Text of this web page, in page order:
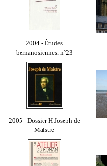
2004 - Études
bernanosiennes, n°23
2005 - Dossier H Joseph de
Maistre